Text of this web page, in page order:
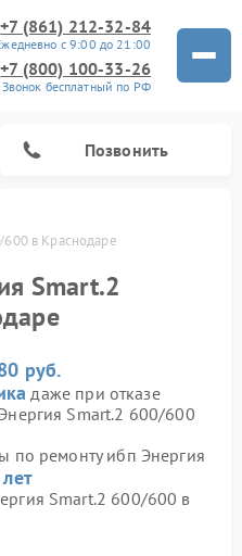
+7 (861) 212-32-84
с 9:00 до 21:00
+7 (800) 100-33-26
Звонок бесплатный по РФ
Позвонить
в Краснодаре
Smart.2
руб.
даже при отказе
Smart.2 600/600
по ремонту ибп Энергия
Smart.2 600/600 в